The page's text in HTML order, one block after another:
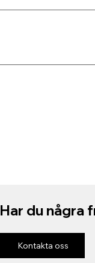
Har du några
Kontakta oss